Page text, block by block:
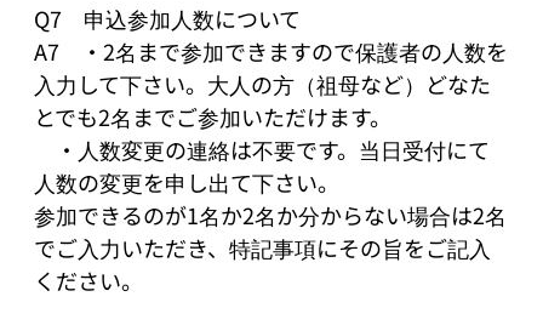
Q7　申込参加人数について
A7　・2名まで参加できますので保護者の人数を
入力して下さい。大人の方（祖母など）どなた
とでも2名までご参加いただけます。
・人数変更の連絡は不要です。当日受付にて
人数の変更を申し出て下さい。
参加できるのが1名か2名か分からない場合は2名
でご入力いただき、特記事項にその旨をご記入
ください。